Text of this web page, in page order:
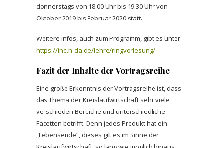
donnerstags von 18.00 Uhr bis 19.30 Uhr von
Oktober 2019 bis Februar 2020 statt.
Weitere Infos, auch zum Programm, gibt es unter
https://ine.h-da.de/lehre/ringvorlesung/
Fazit der Inhalte der Vortragsreihe
Eine große Erkenntnis der Vortragsreihe ist, dass
das Thema der Kreislaufwirtschaft sehr viele
verschieden Bereiche und unterschiedliche
Facetten betrifft. Denn jedes Produkt hat ein
„Lebensende“, dieses gilt es im Sinne der